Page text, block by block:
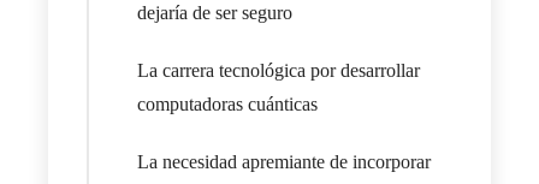
dejaría de ser seguro
La carrera tecnológica por desarrollar
computadoras cuánticas
La necesidad apremiante de incorporar